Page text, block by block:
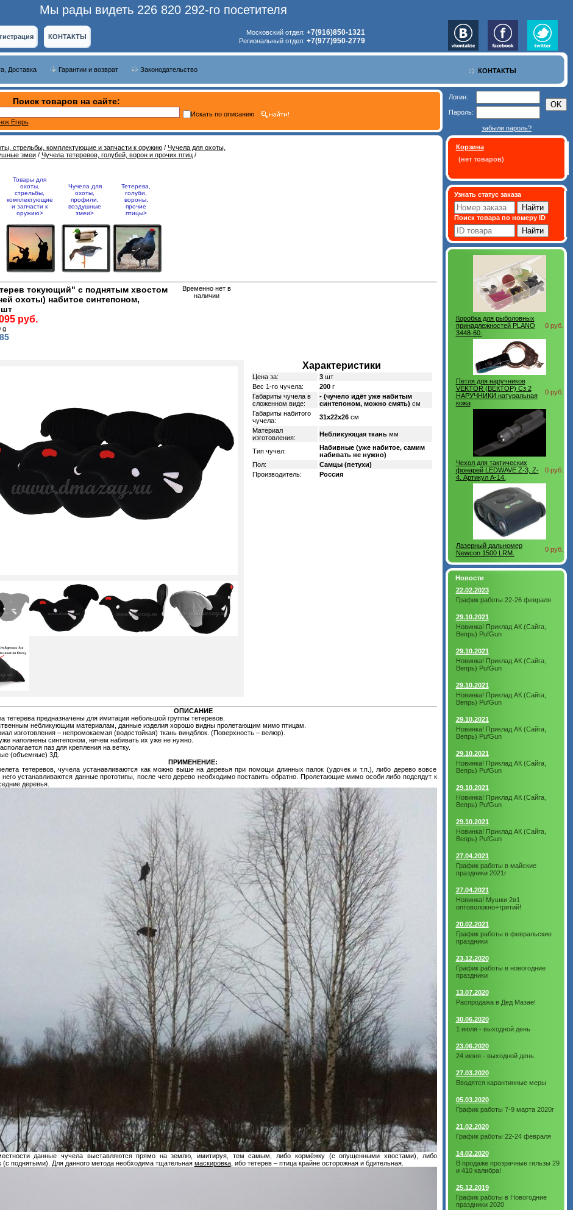
Мы рады видеть 226 820 292-го посетителя
КОНТАКТЫ
Московский отдел: +7(916)850-1321
Региональный отдел: +7(977)950-2779
КОНТАКТЫ
Доставка Гарантии и возврат Законодательство
Поиск товаров на сайте:
Егерь
Искать по описанию
стрельбы, комплектующие и запчасти к оружию/ Чучела для охоты,
змеи/ Чучела тетеревов, голубей, ворон и прочих птиц/
Товары для
охоты,
стрельбы,
комплектующие
и запчасти к
оружию>
Чучела для
охоты,
профили,
воздушные
змеи>
Тетерева,
голуби,
вороны,
прочие
птицы>
токующий" с поднятым хвостом
охоты) набитое синтепоном,
шт
руб.
g
Временно нет в
наличии
Характеристики
Цена за: 3 шт
Вес 1-го чучела:
200 г
Габариты чучела в
сложенном виде:
- (чучело идёт уже набитым
синтепоном, можно смять) см
Габариты набитого
чучела:
31х22х26см
Материал
изготовления:
Небликующая ткань мм
Тип чучел:
Набивные (уже набитое, самим
набивать не нужно)
Пол:
Самцы (петухи)
Производитель:
Россия
ОПИСАНИЕ
тетерева предназначены для имитации небольшой группы тетеревов.
небликующим материалам, данные изделия хорошо видны пролетающим мимо птицам.
изготовления – непромокаемая (водостойкая) ткань виндблок. (Поверхность – велюр).
наполнены синтепоном, ничем набивать их уже не нужно.
паз для крепления на ветку.
(объемные) 3Д.
ПРИМЕНЕНИЕ:
тетеревов, чучела устанавливаются как можно выше на деревья при помощи длинных палок (удочек и т.п.), либо дерево вовсе
него устанавливаются данные прототипы, после чего дерево необходимо поставить обратно. Пролетающие мимо особи либо подсядут к
деревья.
данные чучела выставляются прямо на землю, имитируя, тем самым, либо кормёжку (с опущенными хвостами), либо
(с поднятыми). Для данного метода необходима тщательная маскировка, ибо тетерев – птица крайне осторожная и бдительная.
Логин:
Пароль:
забыли пароль?
Корзина
(нет товаров)
Узнать статус заказа
Поиск товара по номеру ID
Коробка для рыболовных
принадлежностей PLANO
3448-60.
0 руб.
Петля для наручников
VEKTOR (ВЕКТОР) Сз 2
НАРУЧНИКИ натуральная
кожа
0 руб.
Чехол для тактических
фонарей LEDWAVE Z-3, Z-
4. Артикул А-14.
0 руб.
Лазерный дальномер
Newcon 1500 LRM.
0 руб.
Новости
22.02.2023
График работы 22-26 февраля
29.10.2021
Новинка! Приклад АК (Сайга,
Вепрь) PufGun
29.10.2021
Новинка! Приклад АК (Сайга,
Вепрь) PufGun
29.10.2021
Новинка! Приклад АК (Сайга,
Вепрь) PufGun
29.10.2021
Новинка! Приклад АК (Сайга,
Вепрь) PufGun
29.10.2021
Новинка! Приклад АК (Сайга,
Вепрь) PufGun
29.10.2021
Новинка! Приклад АК (Сайга,
Вепрь) PufGun
29.10.2021
Новинка! Приклад АК (Сайга,
Вепрь) PufGun
27.04.2021
График работы в майские
праздники 2021г
27.04.2021
Новинка! Мушки 2в1
оптоволокно+тритий!
20.02.2021
График работы в февральские
праздники
23.12.2020
График работы в новогодние
праздники
13.07.2020
Распродажа в Дед Мазае!
30.06.2020
1 июля - выходной день
23.06.2020
24 июня - выходной день
27.03.2020
Вводятся карантинные меры
05.03.2020
График работы 7-9 марта 2020г
21.02.2020
График работы 22-24 февраля
14.02.2020
В продаже прозрачные гильзы 29
и 410 калибра!
25.12.2019
График работы в Новогодние
праздники 2020